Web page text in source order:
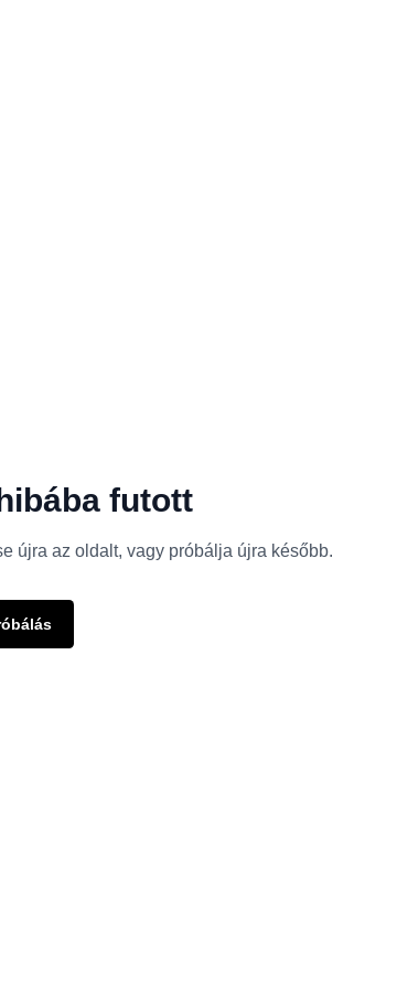
futott
újra az oldalt, vagy próbálja újra később.